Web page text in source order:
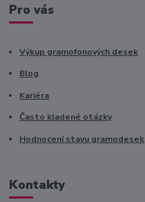
Pro vás
Výkup gramofonových desek
Blog
Kariéra
Často kladené otázky
Hodnocení stavu gramodesek
Kontakty